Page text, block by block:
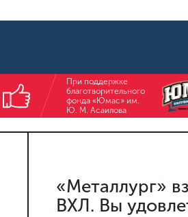
При поддержке
благотворительного
фонда «Юмас» им.
Ю. М. Асаилова
«Металлург»
ВХЛ. Вы